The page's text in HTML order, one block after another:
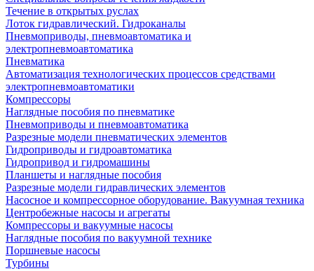
Течение в открытых руслах
Лоток гидравлический. Гидроканалы
Пневмоприводы, пневмоавтоматика и
электропневмоавтоматика
Пневматика
Автоматизация технологических процессов средствами
электропневмоавтоматики
Компрессоры
Наглядные пособия по пневматике
Пневмоприводы и пневмоавтоматика
Разрезные модели пневматических элементов
Гидроприводы и гидроавтоматика
Гидропривод и гидромашины
Планшеты и наглядные пособия
Разрезные модели гидравлических элементов
Насосное и компрессорное оборудование. Вакуумная техника
Центробежные насосы и агрегаты
Компрессоры и вакуумные насосы
Наглядные пособия по вакуумной технике
Поршневые насосы
Турбины